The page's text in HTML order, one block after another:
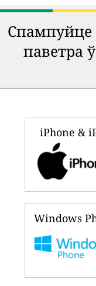
Спампуйце
паветра
iPhone &
Windows